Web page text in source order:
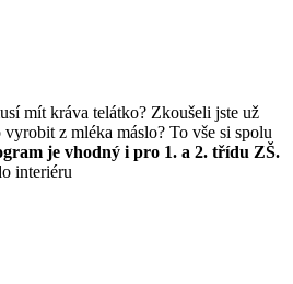
mít kráva telátko? Zkoušeli jste už
z mléka máslo? To vše si spolu
je vhodný i pro 1. a 2. třídu ZŠ.
interiéru